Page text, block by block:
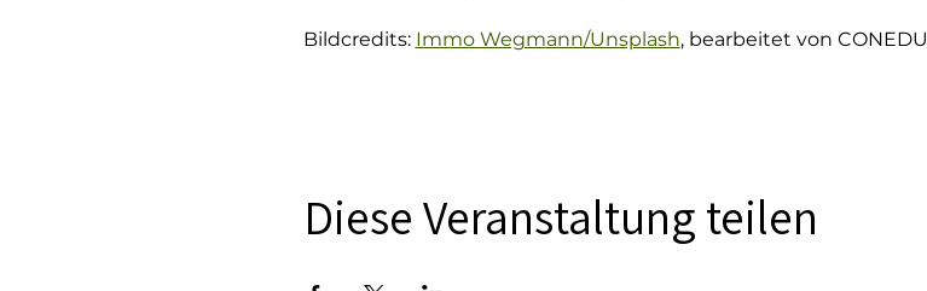
Bildcredits: Immo Wegmann/Unsplash, bearbeitet von CONEDU
Diese Veranstaltung teilen